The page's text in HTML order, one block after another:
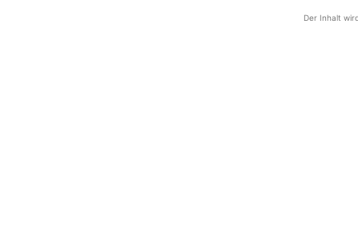
Der Inhalt